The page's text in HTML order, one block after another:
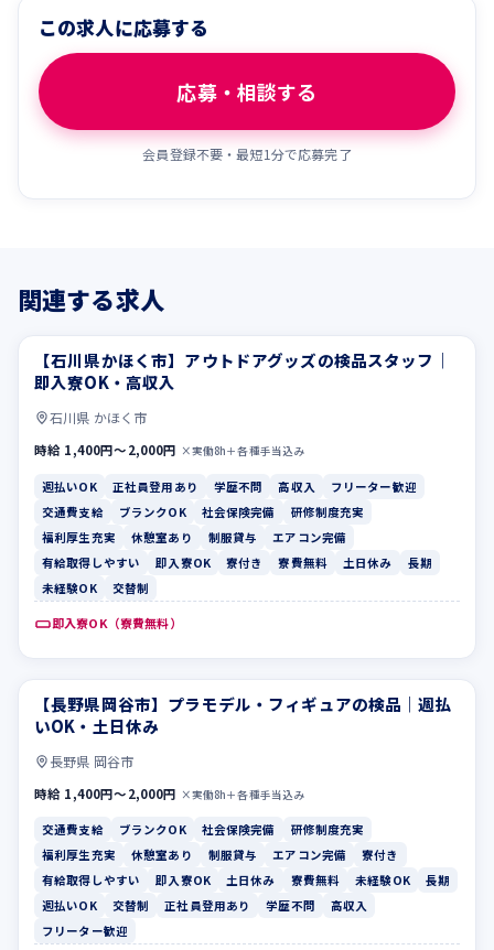
この求人に応募する
応募・相談する
会員登録不要・最短1分で応募完了
関連する求人
週払いOK 正社員登用あり
【石川県かほく市】アウトドアグッズの検品スタッフ｜
即入寮OK・高収入
石川県 かほく市
時給 1,400円〜2,000円 ×実働8h＋各種手当込み
週払いOK 正社員登用あり 学歴不問 高収入
フリーター歓迎
交通費支給
ブランクOK 社会保険完備
研修制度充実
福利厚生充実
休憩室あり 制服貸与
エアコン完備
有給取得しやすい
即入寮OK 寮付き 寮費無料 土日休み
長期
未経験OK
交替制
即入寮OK（寮費無料）
交通費支給 ブランクOK
【長野県岡谷市】プラモデル・フィギュアの検品｜週払
いOK・土日休み
長野県 岡谷市
時給 1,400円〜2,000円 ×実働8h＋各種手当込み
交通費支給 ブランクOK 社会保険完備
研修制度充実
福利厚生充実
休憩室あり 制服貸与 エアコン完備
寮付き
有給取得しやすい
即入寮OK 土日休み 寮費無料 未経験OK
長期
週払いOK
交替制 正社員登用あり 学歴不問
高収入
フリーター歓迎